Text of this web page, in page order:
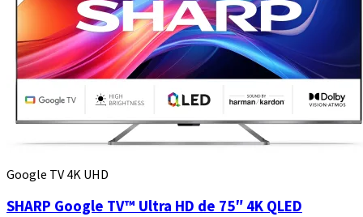
Google TV 4K UHD
SHARP Google TV™ Ultra HD de 75″ 4K QLED